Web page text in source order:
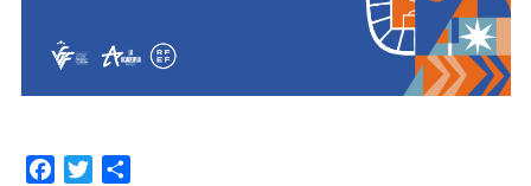
Facebook
Twitter